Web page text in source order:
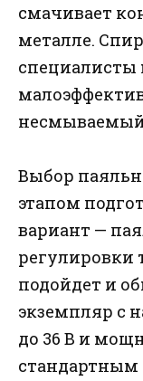
смачивает
металле.
специалисты
Выбор
этапом
вариант —
регулировки
подойдет и
экземпляр с
до 36 В и
стандартным